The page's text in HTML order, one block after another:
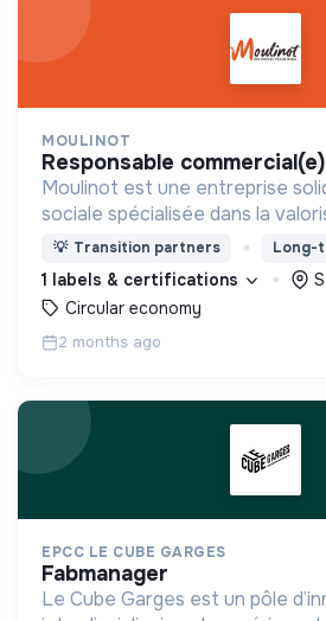
MOULINOT
responsable
Moulinot est une entreprise
sociale spécialisée dans la
biodéchets, et qui développe
d'accompagnement de
d'emploi
💡 Transition partners Long-
1 labels & certifications
Circular economy
2 months ago
EPCC LE CUBE GARGES
fabmanager
Le Cube Garges est un pôle